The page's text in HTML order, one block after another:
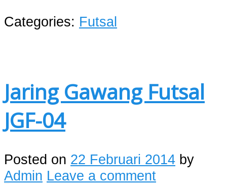
Categories: Futsal
Jaring Gawang Futsal
JGF-04
Posted on 22 Februari 2014 by
Admin Leave a comment